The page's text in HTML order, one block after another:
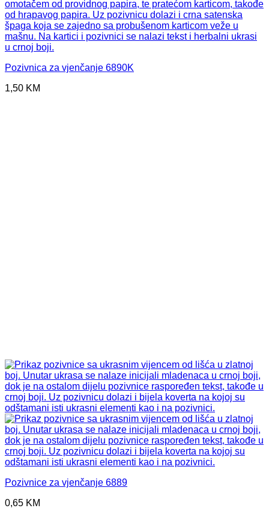
Pozivnica za vjenčanje 6890K
1,50 KM
Pozivnice za vjenčanje 6889
0,65 KM